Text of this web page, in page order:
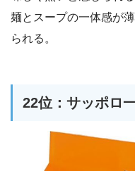
麺とスープの一体感が
られる。
22位：サッポロ